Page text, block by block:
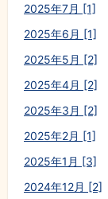
2025年7月 [1]
2025年6月 [1]
2025年5月 [2]
2025年4月 [2]
2025年3月 [2]
2025年2月 [1]
2025年1月 [3]
2024年12月 [2]